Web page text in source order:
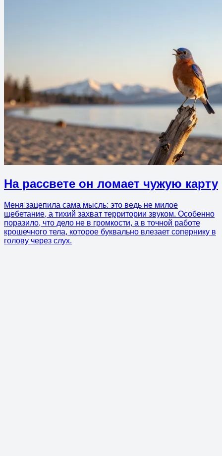
На рассвете он ломает чужую карту
Меня зацепила сама мысль: это ведь не милое
щебетание, а тихий захват территории звуком. Особенно
поразило, что дело не в громкости, а в точной работе
крошечного тела, которое буквально влезает сопернику в
голову через слух.